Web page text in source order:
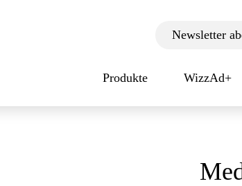
Newsletter
Produkte WizzAd+